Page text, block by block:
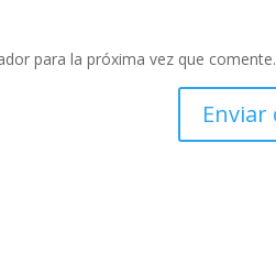
para la próxima vez que comente.